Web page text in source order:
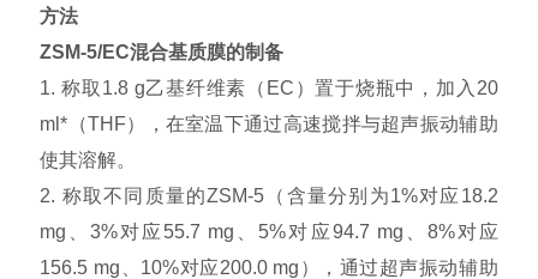
方法
ZSM-5/EC混合基质膜的制备
1. 称取1.8 g乙基纤维素（EC）置于烧瓶中，加入20
ml*（THF），在室温下通过高速搅拌与超声振动辅助
使其溶解。
2. 称取不同质量的ZSM-5（含量分别为1%对应18.2
mg、3%对应55.7 mg、5%对应94.7 mg、8%对应
156.5 mg、10%对应200.0 mg），通过超声振动辅助